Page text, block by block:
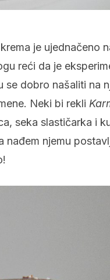
je ujednačeno
reći da je
dobro našaliti na
Neki bi rekli
seka slastičarka i
nađem njemu